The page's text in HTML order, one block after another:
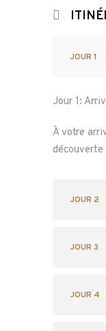
JOUR 1
Jour 1:
À votre
découverte
JOUR 2
JOUR 3
JOUR 4